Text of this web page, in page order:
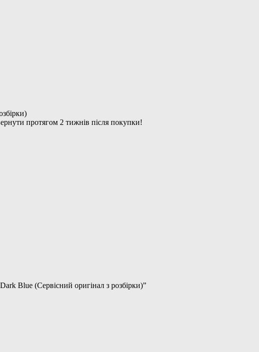
протягом 2 тижнів після покупки!
Blue (Сервісний оригінал з розбірки)”